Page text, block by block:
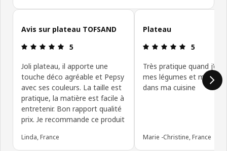
Ignorer les avis clients
Avis sur plateau TOFSAND
Avis: 5 sur 5 étoiles
5
Joli plateau, il apporte une
touche déco agréable et Pepsy
avec ses couleurs. La taille est
pratique, la matière est facile à
entretenir. Bon rapport qualité
prix. Je recommande ce produit
Linda, France
Plateau
Avis: 5 sur
5
Très pratique quand
mes légumes et met du
dans ma cuisine
Marie -Christine, France